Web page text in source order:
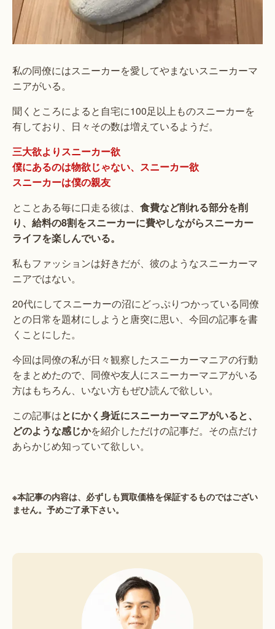
私の同僚にはスニーカーを愛してやまないスニーカーマ
ニアがいる。
聞くところによると自宅に100足以上ものスニーカーを
有しており、日々その数は増えているようだ。
三大欲よりスニーカー欲
僕にあるのは物欲じゃない、スニーカー欲
スニーカーは僕の親友
とことある毎に口走る彼は、 食費など削れる部分を削
り、給料の8割をスニーカーに費やしながらスニーカー
ライフを楽しんでいる。
私もファッションは好きだが、彼のようなスニーカーマ
ニアではない。
20代にしてスニーカーの沼にどっぷりつかっている同僚
との日常を題材にしようと唐突に思い、今回の記事を書
くことにした。
今回は同僚の私が日々観察したスニーカーマニアの行動
をまとめたので、同僚や友人にスニーカーマニアがいる
方はもちろん、いない方もぜひ読んで欲しい。
この記事はとにかく身近にスニーカーマニアがいると、
どのような感じかを紹介しただけの記事だ。その点だけ
あらかじめ知っていて欲しい。
※本記事の内容は、必ずしも買取価格を保証するものではござい
ません。予めご了承下さい。